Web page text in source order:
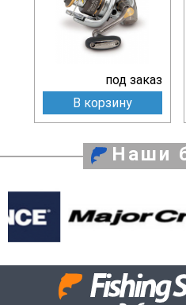
под заказ
В корзину
Наши